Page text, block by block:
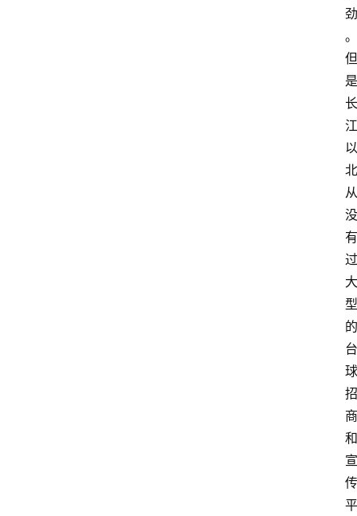
劲
。
但
是
长
江
以
北
从
没
有
过
大
型
的
台
球
招
商
和
宣
传
平